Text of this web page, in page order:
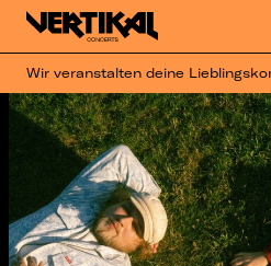
Wir veranstalten deine